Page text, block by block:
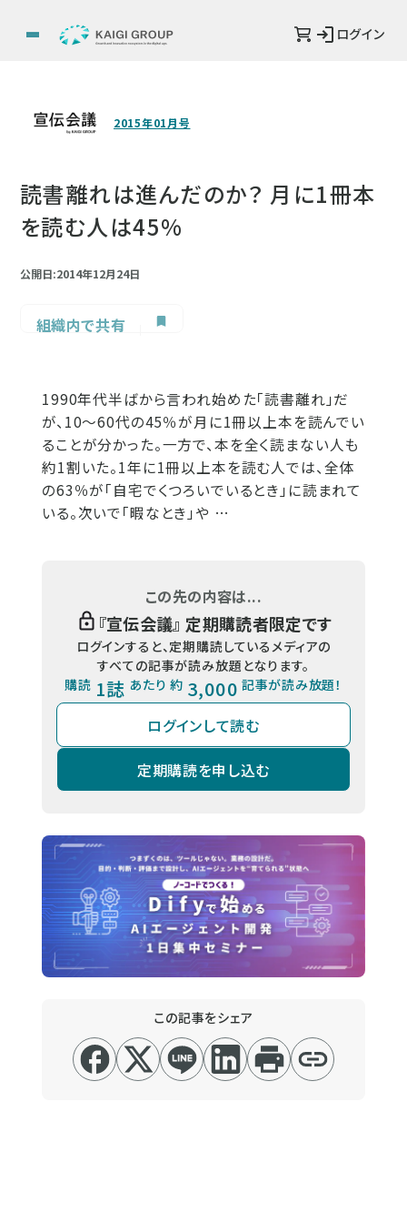
ログイン
2015年01月号
読書離れは進んだのか？ 月に1冊本
を読む人は45%
公開日:2014年12月24日
組織内で共有
1990年代半ばから言われ始めた「読書離れ」だ
が、10～60代の45％が月に1冊以上本を読んでい
ることが分かった。一方で、本を全く読まない人も
約1割いた。1年に1冊以上本を読む人では、全体
の63％が「自宅でくつろいでいるとき」に読まれて
いる。次いで「暇なとき」や …
この先の内容は...
『宣伝会議』 定期購読者限定です
ログインすると、定期購読しているメディアの
すべての記事が読み放題となります。
購読 1誌 あたり 約 3,000 記事が読み放題！
ログインして読む
定期購読を申し込む
この記事をシェア